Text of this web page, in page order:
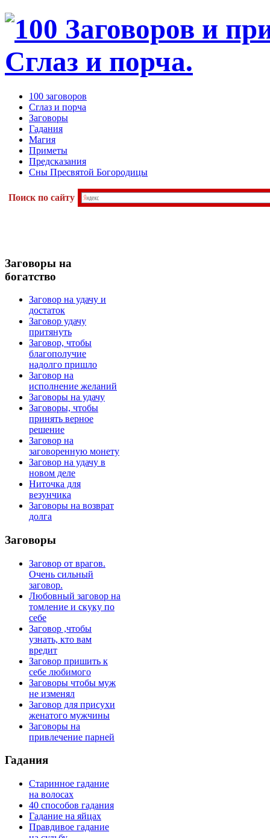
100 заговоров
Сглаз и порча
Заговоры
Гадания
Магия
Приметы
Предсказания
Сны Пресвятой Богородицы
Поиск по сайту
Заговоры на
богатство
Заговор на удачу и
достаток
Заговор удачу
притянуть
Заговор, чтобы
благополучие
надолго пришло
Заговор на
исполнение желаний
Заговоры на удачу
Заговоры, чтобы
принять верное
решение
Заговор на
заговоренную монету
Заговор на удачу в
новом деле
Ниточка для
везунчика
Заговоры на возврат
долга
Заговоры
Заговор от врагов.
Очень сильный
заговор.
Любовный заговор на
томление и скуку по
себе
Заговор ,чтобы
узнать, кто вам
вредит
Заговор пришить к
себе любимого
Заговоры чтобы муж
не изменял
Заговор для присухи
женатого мужчины
Заговоры на
привлечение парней
Гадания
Старинное гадание
на волосах
40 способов гадания
Гадание на яйцах
Правдивое гадание